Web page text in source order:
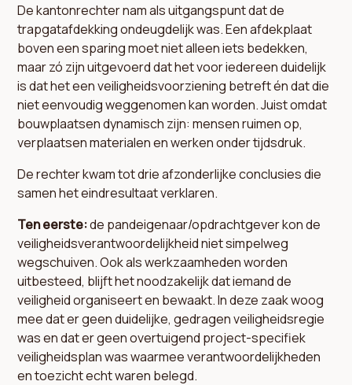
De kantonrechter nam als uitgangspunt dat de
trapgatafdekking ondeugdelijk was. Een afdekplaat
boven een sparing moet niet alleen iets bedekken,
maar zó zijn uitgevoerd dat het voor iedereen duidelijk
is dat het een veiligheidsvoorziening betreft én dat die
niet eenvoudig weggenomen kan worden. Juist omdat
bouwplaatsen dynamisch zijn: mensen ruimen op,
verplaatsen materialen en werken onder tijdsdruk.
De rechter kwam tot drie afzonderlijke conclusies die
samen het eindresultaat verklaren.
Ten eerste:de pandeigenaar/opdrachtgever kon de
veiligheidsverantwoordelijkheid niet simpelweg
wegschuiven. Ook als werkzaamheden worden
uitbesteed, blijft het noodzakelijk dat iemand de
veiligheid organiseert en bewaakt. In deze zaak woog
mee dat er geen duidelijke, gedragen veiligheidsregie
was en dat er geen overtuigend project-specifiek
veiligheidsplan was waarmee verantwoordelijkheden
en toezicht echt waren belegd.